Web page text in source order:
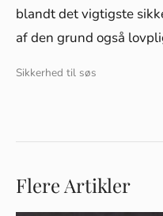
blandt det vigtigste
af den grund også
Sikkerhed til søs
Flere Artikler